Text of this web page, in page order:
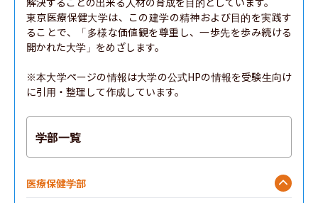
東京医療保健大学は、この建学の精神および目的を実践す
ることで、「多様な価値観を尊重し、一歩先を歩み続ける
開かれた大学」をめざします。
※本大学ページの情報は大学の公式HPの情報を受験生向け
に引用・整理して作成しています。
学部一覧
医療保健学部